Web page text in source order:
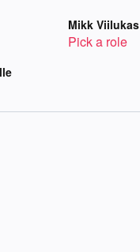
Mikk Viilukas
Pick a role